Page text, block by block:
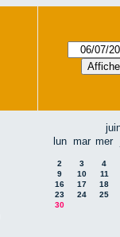
lun mar mer
2 3
4
9
10
11
16
17
18
23
24
25
30